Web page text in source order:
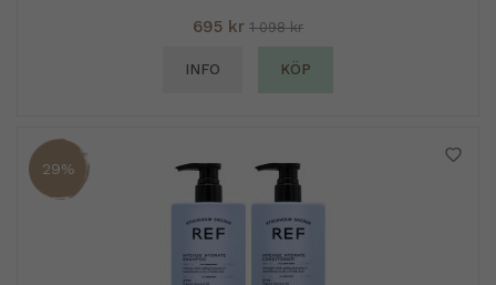
695 kr 1 098 kr
INFO KÖP
29%